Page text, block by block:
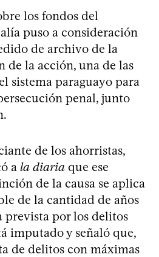
los fondos del
puso a consideración
de archivo de la
de la acción, una de las
sistema paraguayo para
penal, junto
de los ahorristas,
a la diaria que ese
de la causa se aplica
de la cantidad de años
prevista por los delitos
imputado y señaló que,
de delitos con máximas